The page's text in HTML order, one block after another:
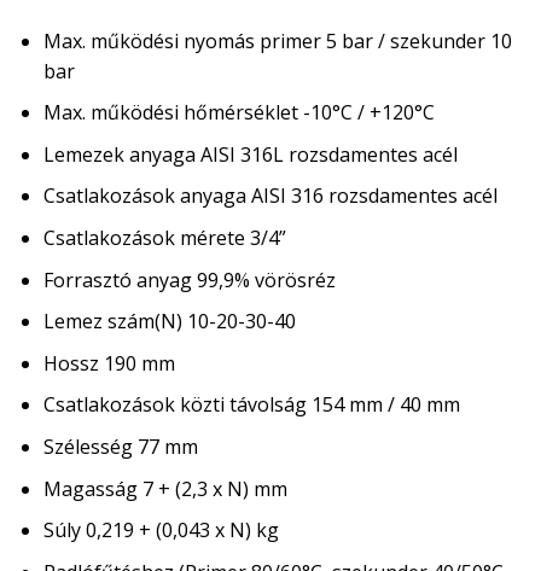
Max. működési nyomás primer 5 bar / szekunder 10
bar
Max. működési hőmérséklet -10°C / +120°C
Lemezek anyaga AISI 316L rozsdamentes acél
Csatlakozások anyaga AISI 316 rozsdamentes acél
Csatlakozások mérete 3/4”
Forrasztó anyag 99,9% vörösréz
Lemez szám(N) 10-20-30-40
Hossz 190 mm
Csatlakozások közti távolság 154 mm / 40 mm
Szélesség 77 mm
Magasság 7 + (2,3 x N) mm
Súly 0,219 + (0,043 x N) kg